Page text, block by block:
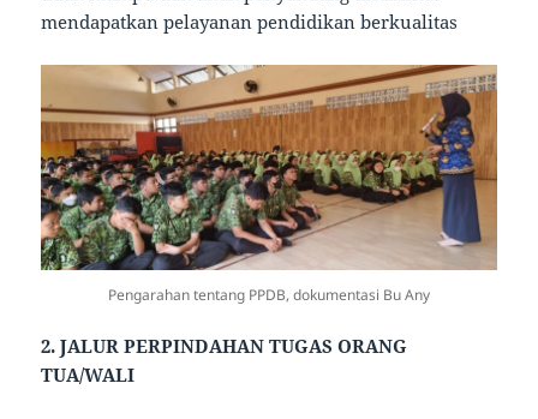
mendapatkan pelayanan pendidikan berkualitas
Pengarahan tentang PPDB, dokumentasi Bu Any
2. JALUR PERPINDAHAN TUGAS ORANG
TUA/WALI